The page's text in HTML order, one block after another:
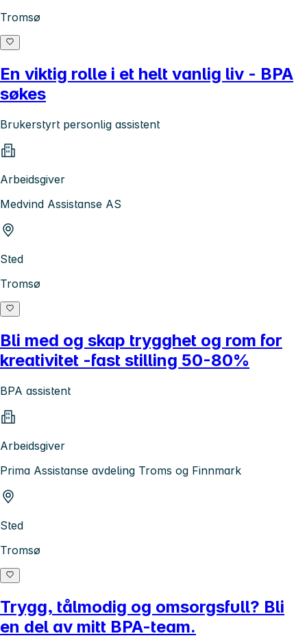
Tromsø
En viktig rolle i et helt vanlig liv - BPA
søkes
Brukerstyrt personlig assistent
Arbeidsgiver
Medvind Assistanse AS
Sted
Tromsø
Bli med og skap trygghet og rom for
kreativitet -fast stilling 50-80%
BPA assistent
Arbeidsgiver
Prima Assistanse avdeling Troms og Finnmark
Sted
Tromsø
Trygg, tålmodig og omsorgsfull? Bli
en del av mitt BPA-team.